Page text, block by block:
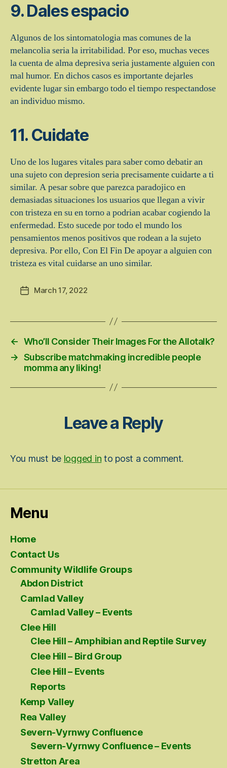
9. Dales espacio
Algunos de los sintomatologia mas comunes de la
melancolia seri­a la irritabilidad. Por eso, muchas veces
la cuenta de alma depresiva seri­a justamente alguien con
mal humor. En dichos casos es importante dejarles
evidente lugar sin embargo todo el tiempo respectandose
an individuo mismo.
11. Cuidate
Uno de los lugares vitales para saber como debatir an
una sujeto con depresion seri­a precisamente cuidarte a ti
similar. A pesar sobre que parezca paradojico en
demasiadas situaciones los usuarios que llegan a vivir
con tristeza en su en torno a podri­an acabar cogiendo la
enfermedad. Esto sucede por todo el mundo los
pensamientos menos positivos que rodean a la sujeto
depresiva. Por ello, Con El Fin De apoyar a alguien con
tristeza es vital cuidarse an uno similar.
PostMarch 17, 2022
← Who’ll Consider Their Images For the Allotalk?
→ Subscribe matchmaking incredible people
momma any liking!
Leave a Reply
You must be logged in to post a comment.
Menu
Home
Contact Us
Community Wildlife Groups
Abdon District
Camlad Valley
Camlad Valley – Events
Clee Hill
Clee Hill – Amphibian and Reptile Survey
Clee Hill – Bird Group
Clee Hill – Events
Reports
Kemp Valley
Rea Valley
Severn-Vyrnwy Confluence
Severn-Vyrnwy Confluence – Events
Stretton Area